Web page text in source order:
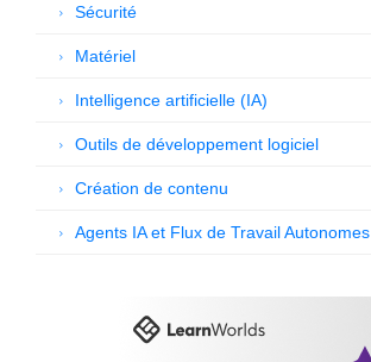
Sécurité
Matériel
Intelligence artificielle (IA)
Outils de développement logiciel
Création de contenu
Agents IA et Flux de Travail Autonomes